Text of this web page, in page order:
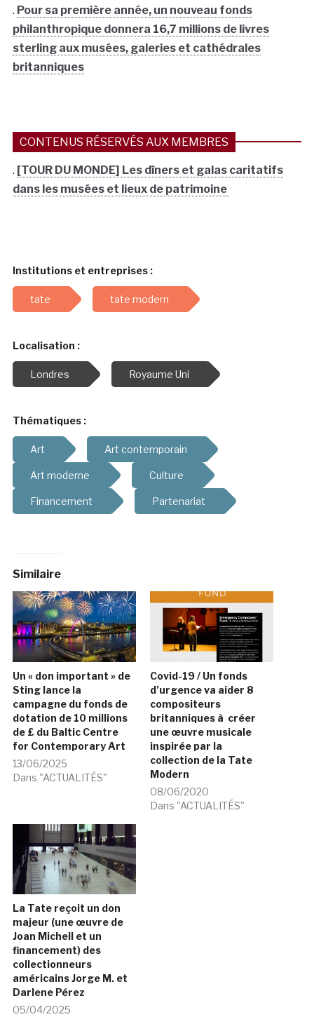
. Pour sa première année, un nouveau fonds
philanthropique donnera 16,7 millions de livres
sterling aux musées, galeries et cathédrales
britanniques
CONTENUS RÉSERVÉS AUX MEMBRES
. [TOUR DU MONDE] Les dîners et galas caritatifs
dans les musées et lieux de patrimoine
Institutions et entreprises :
tate tate modern
Localisation :
Londres Royaume Uni
Thématiques :
Art Art contemporain
Art moderne Culture
Financement Partenariat
Similaire
Un « don important » de
Sting lance la
campagne du fonds de
dotation de 10 millions
de £ du Baltic Centre
for Contemporary Art
13/06/2025
Dans "ACTUALITÉS"
Covid-19 / Un fonds
d’urgence va aider 8
compositeurs
britanniques à créer
une œuvre musicale
inspirée par la
collection de la Tate
Modern
08/06/2020
Dans "ACTUALITÉS"
La Tate reçoit un don
majeur (une œuvre de
Joan Michell et un
financement) des
collectionneurs
américains Jorge M. et
Darlene Pérez
05/04/2025